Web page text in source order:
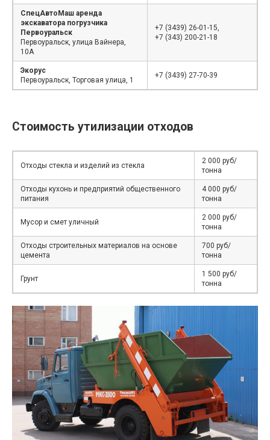
СпецАвтоМаш аренда
экскаватора погрузчика
Первоуральск
Первоуральск, улица Вайнера,
10А
+7 (3439) 26-01-15,
+7 (343) 200-21-18
Экорус
Первоуральск, Торговая улица, 1
+7 (3439) 27-70-39
Стоимость утилизации отходов
Отходы стекла и изделий из стекла
2 000 руб/
тонна
Отходы кухонь и предприятий общественного
питания
4 000 руб/
тонна
Мусор и смет уличный
2 000 руб/
тонна
Отходы строительных материалов на основе
цемента
700 руб/
тонна
Грунт
1 500 руб/
тонна